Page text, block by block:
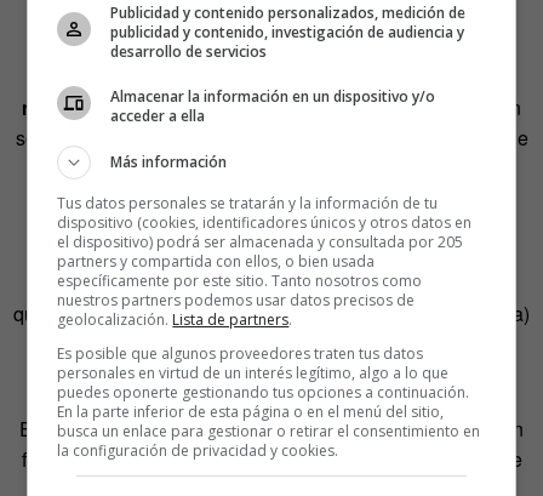
mezquinos y grotescos, y depredadores sexuales.
Tan
solo dos adultos (una inspectora de policía y un vigilante de
bazar) se salvan al comprender qué solos están los
protagonistas.
Con Alyssa y James recorremos una Inglaterra que por
momentos mezcla unaparodia de alta sociedad
qué hablas como enDownton Abbey, mamá?», dice Alyssa)
con un remedo de la América profunda con sabor a
country y cerveza caliente.
En todos estos ambientes, los adolescentes se encuentran
fuera de lugar. Lo raro no es que se fugaran: lo raro es que
Publicidad y contenido personalizados, medición de
publicidad y contenido, investigación de audiencia y
desarrollo de servicios
Almacenar la información en un dispositivo y/o
acceder a ella
Más información
Tus datos personales se tratarán y la información de tu
dispositivo (cookies, identificadores únicos y otros datos en
el dispositivo) podrá ser almacenada y consultada por 205
partners y compartida con ellos, o bien usada
específicamente por este sitio. Tanto nosotros como
nuestros partners podemos usar datos precisos de
geolocalización. Lista de partners.
Es posible que algunos proveedores traten tus datos
personales en virtud de un interés legítimo, algo a lo que
puedes oponerte gestionando tus opciones a continuación.
En la parte inferior de esta página o en el menú del sitio,
busca un enlace para gestionar o retirar el consentimiento en
la configuración de privacidad y cookies.